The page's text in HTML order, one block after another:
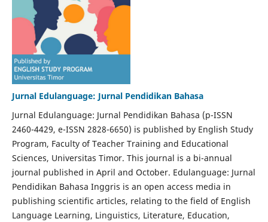
Jurnal Edulanguage: Jurnal Pendidikan Bahasa
Jurnal Edulanguage: Jurnal Pendidikan Bahasa (p-ISSN
2460-4429, e-ISSN 2828-6650) is published by English Study
Program, Faculty of Teacher Training and Educational
Sciences, Universitas Timor. This journal is a bi-annual
journal published in April and October. Edulanguage: Jurnal
Pendidikan Bahasa Inggris is an open access media in
publishing scientific articles, relating to the field of English
Language Learning, Linguistics, Literature, Education,